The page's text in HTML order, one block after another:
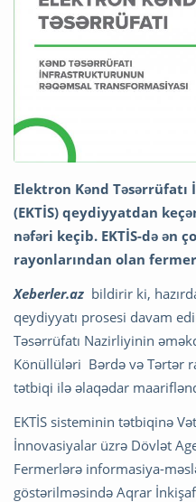
Elektron Kənd
(EKTİS) qeydiyyatdan
nəfəri keçib. EKTİS-də ən
rayonlarından olan
Xeberler.az bildirir ki,
qeydiyyatı prosesi davam
Təsərrüfatı Nazirliyinin
Könüllüləri Bərdə və Tərtər
tətbiqi ilə əlaqədar
EKTİS sisteminin tətbiqinə
İnnovasiyalar üzrə Dövlət
Fermerlərə informasiya-
göstərilməsində Aqrar